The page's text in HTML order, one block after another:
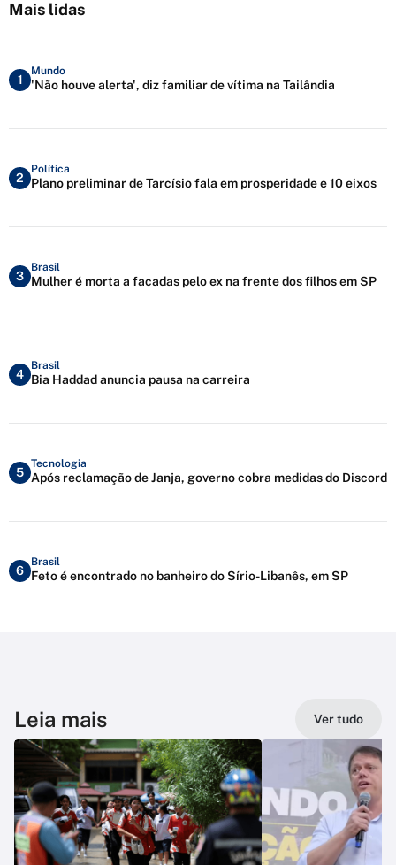
Mais lidas
1
Mundo
'Não houve alerta', diz familiar de vítima na Tailândia
2
Política
Plano preliminar de Tarcísio fala em prosperidade e 10 eixos
3
Brasil
Mulher é morta a facadas pelo ex na frente dos filhos em SP
4
Brasil
Bia Haddad anuncia pausa na carreira
5
Tecnologia
Após reclamação de Janja, governo cobra medidas do Discord
6
Brasil
Feto é encontrado no banheiro do Sírio-Libanês, em SP
Leia mais Ver tudo